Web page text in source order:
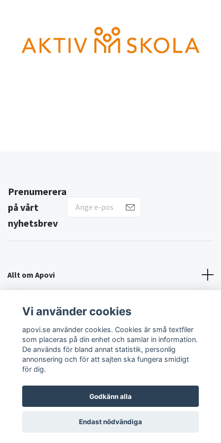
Prenumerera
på vårt
nyhetsbrev
Allt om Apovi
Sociala medier
© 2026 Apovi
Vi använder cookies
apovi.se använder cookies. Cookies är små textfiler
som placeras på din enhet och samlar in information.
De används för bland annat statistik, personlig
annonsering och för att sajten ska fungera smidigt
för dig.
Godkänn alla
Endast nödvändiga